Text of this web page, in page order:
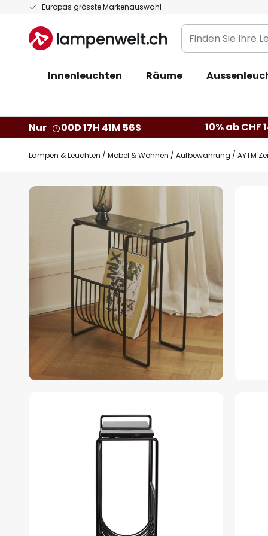
Europas grösste Markenauswahl
Zum
springen
Finden
Sie
Leuchte...
Innenleuchten Räume
Nur 00D 17H 41M 55S 10% ab CHF
Lampen & Leuchten Möbel & Wohnen Aufbewahrung AYTM
Zum